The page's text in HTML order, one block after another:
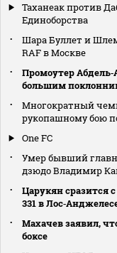
Таханеак против
Единоборства
Шара Буллет и
RAF в Москве
Промоутер
большим
Многократный
рукопашному бою
One FC
Умер бывший
дзюдо Владимир
Царукян сразится
331 в
Махачев заявил,
боксе